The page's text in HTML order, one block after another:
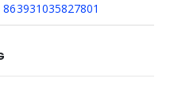
863931035827801